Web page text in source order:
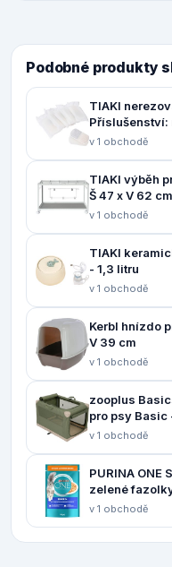
Podobné produkty
TIAKI
Příslušenství:
v 1 obchodě
TIAKI výběh
Š 47 x V 62 cm
v 1 obchodě
TIAKI
- 1,3 litru
v 1 obchodě
Kerbl hnízdo
V 39 cm
v 1 obchodě
zooplus
pro psy Basic
v 1 obchodě
PURINA ONE
zelené
v 1 obchodě